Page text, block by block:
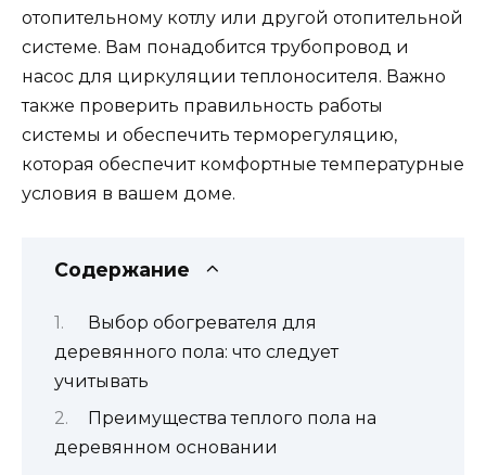
отопительному котлу или другой отопительной
системе. Вам понадобится трубопровод и
насос для циркуляции теплоносителя. Важно
также проверить правильность работы
системы и обеспечить терморегуляцию,
которая обеспечит комфортные температурные
условия в вашем доме.
Содержание
Выбор обогревателя для
деревянного пола: что следует
учитывать
Преимущества теплого пола на
деревянном основании